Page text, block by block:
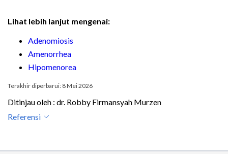
Lihat lebih lanjut mengenai:
Adenomiosis
Amenorrhea
Hipomenorea
Terakhir diperbarui: 8 Mei 2026